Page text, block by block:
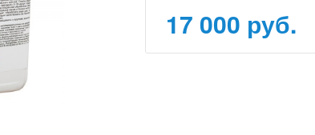
17 000 руб.